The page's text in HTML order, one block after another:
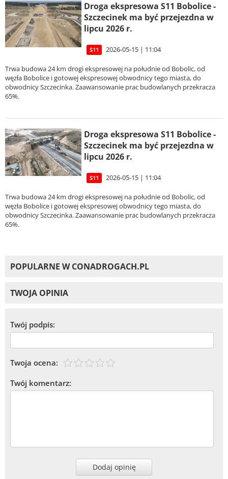
Droga ekspresowa S11 Bobolice -
Szczecinek ma być przejezdna w
lipcu 2026 r.
S11 2026-05-15 | 11:04
Trwa budowa 24 km drogi ekspresowej na południe od Bobolic, od
węzła Bobolice i gotowej ekspresowej obwodnicy tego miasta, do
obwodnicy Szczecinka. Zaawansowanie prac budowlanych przekracza
65%.
Droga ekspresowa S11 Bobolice -
Szczecinek ma być przejezdna w
lipcu 2026 r.
S11 2026-05-15 | 11:04
Trwa budowa 24 km drogi ekspresowej na południe od Bobolic, od
węzła Bobolice i gotowej ekspresowej obwodnicy tego miasta, do
obwodnicy Szczecinka. Zaawansowanie prac budowlanych przekracza
65%.
POPULARNE W CONADROGACH.PL
TWOJA OPINIA
Twój podpis:
Twoja ocena:
Twój komentarz:
Dodaj opinię